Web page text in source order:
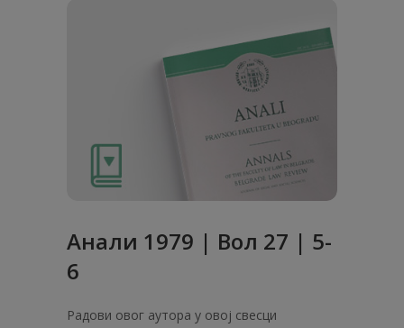
Анaли 1979 | Вол 27 | 5-
6
Радови овог аутора у овој свесци